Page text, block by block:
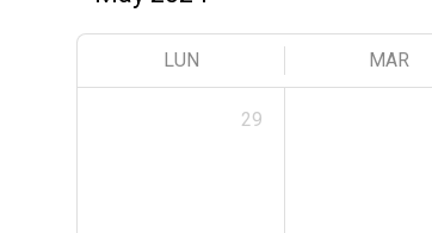
LUN MAR
29